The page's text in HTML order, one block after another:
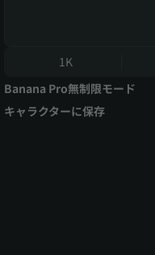
1K
Banana Pro無制限モード
キャラクターに保存